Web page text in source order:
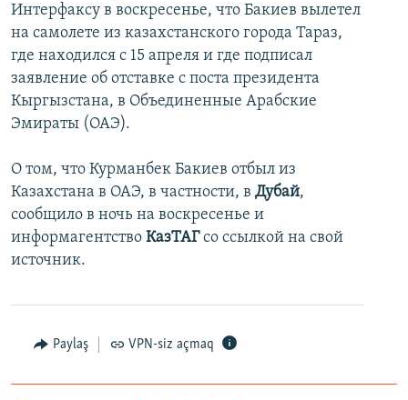
VIDEO
İNFOQRAFIKA
KARIKATURA
RADIO ARXIV
AZƏRBAYCAN ƏDƏBIYYATI KITABXANASI
İSLAM VƏ DEMOKRATIYA
MISSIYAMIZ
PEŞƏ ETIKASI VƏ JURNALISTIKA STANDARTLARIMIZ
AZADLIQRADIOSU MOBIL TELEFONUNUZDA
BIZIMLƏ ƏLAQƏ
XƏBƏR BÜLLETENLƏRIMIZ
BIZI IZLƏ
RFE/RL-in bütün saytları
Интерфаксу в воскресенье, что Бакиев вылетел
на самолете из казахстанского города Тараз,
где находился с 15 апреля и где подписал
заявление об отставке с поста президента
Кыргызстана, в Объединенные Арабские
Эмираты (ОАЭ).
О том, что Курманбек Бакиев отбыл из
Казахстана в ОАЭ, в частности, в Дубай,
сообщило в ночь на воскресенье и
информагентство КазТАГсо ссылкой на свой
источник.
Paylaş VPN-siz açmaq